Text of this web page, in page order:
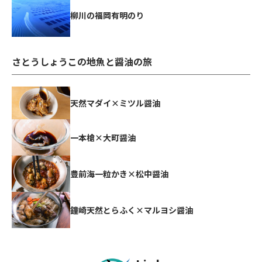
柳川の福岡有明のり
さとうしょうこの地魚と醤油の旅
天然マダイ×ミツル醤油
一本槍×大町醤油
豊前海一粒かき×松中醤油
鐘崎天然とらふく×マルヨシ醤油